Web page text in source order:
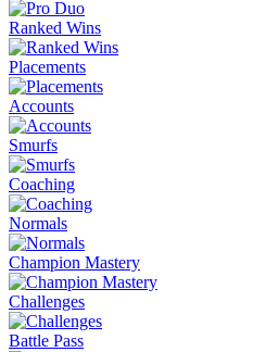
Ranked Wins
Placements
Accounts
Smurfs
Coaching
Normals
Champion Mastery
Challenges
Battle Pass